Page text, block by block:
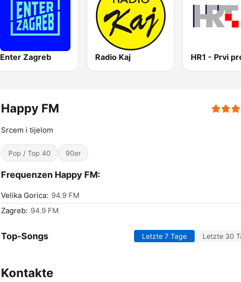
Enter Zagreb Radio Kaj
Happy FM
Srcem i tijelom
Pop / Top 40 90er
Frequenzen Happy FM:
Velika Gorica: 94.9 FM
Zagreb: 94.9 FM
Top-Songs Letzte 7 Tage Letzte 30
Kontakte